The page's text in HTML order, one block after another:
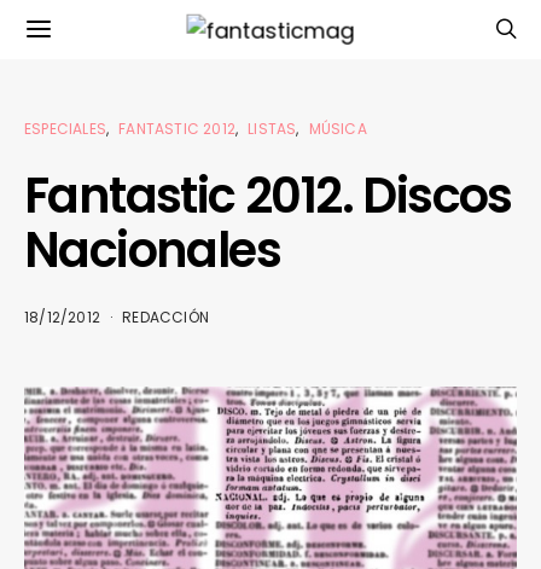
ESPECIALES FANTASTIC 2012 LISTAS MÚSICA
Fantastic 2012. Discos
Nacionales
18/12/2012 REDACCIÓN